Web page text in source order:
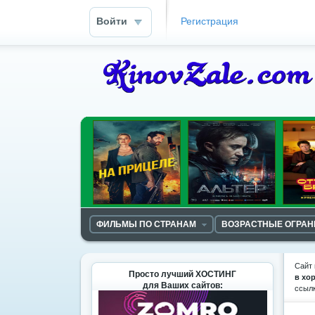
Войти Регистрация
ФИЛЬМЫ ПО СТРАНАМ ВОЗРАСТНЫЕ
Сайт
в
Просто лучший ХОСТИНГ
для Ваших сайтов: